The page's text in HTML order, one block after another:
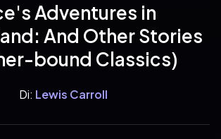
Adventures in
And Other Stories
bound Classics)
Di: Lewis Carroll